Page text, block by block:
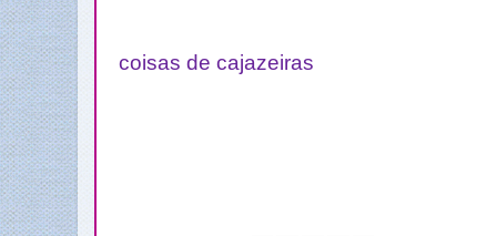
coisas de cajazeiras